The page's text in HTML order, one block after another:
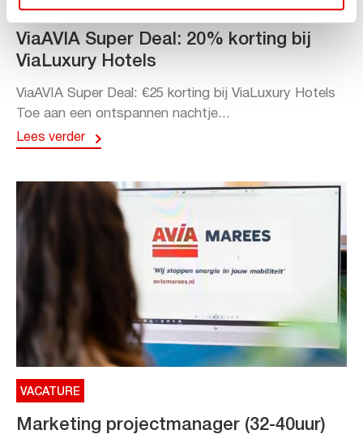
ACTIE
ViaAVIA Super Deal: 20% korting bij
ViaLuxury Hotels
ViaAVIA Super Deal: €25 korting bij ViaLuxury Hotels
Toe aan een ontspannen nachtje...
Lees verder
VACATURE
Marketing projectmanager (32-40uur)